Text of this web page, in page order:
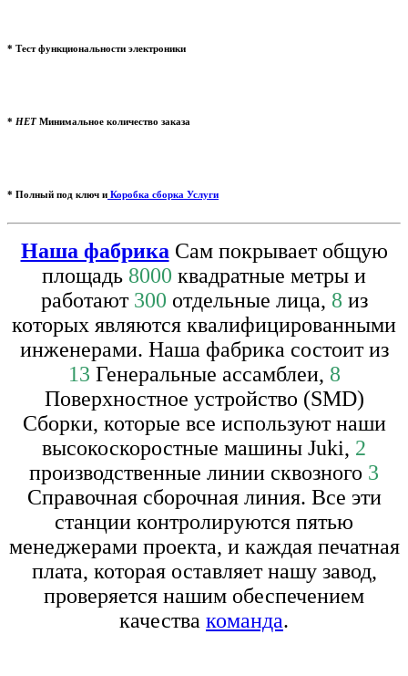
* Тест функциональности электроники
* НЕТ Минимальное количество заказа
* Полный под ключ и Коробка сборка Услуги
Наша фабрика Сам покрывает общую
площадь 8000 квадратные метры и
работают 300 отдельные лица, 8 из
которых являются квалифицированными
инженерами. Наша фабрика состоит из
13 Генеральные ассамблеи, 8
Поверхностное устройство (SMD)
Сборки, которые все используют наши
высокоскоростные машины Juki, 2
производственные линии сквозного 3
Справочная сборочная линия. Все эти
станции контролируются пятью
менеджерами проекта, и каждая печатная
плата, которая оставляет нашу завод,
проверяется нашим обеспечением
качества команда.